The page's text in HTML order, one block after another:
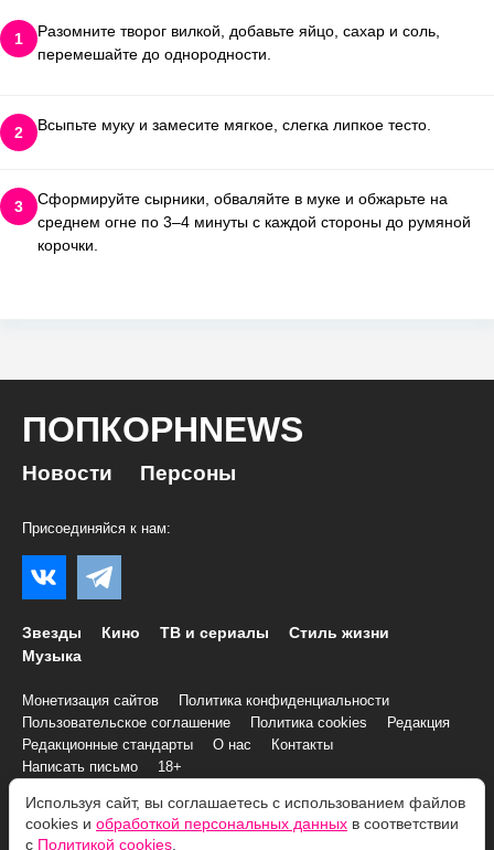
1
Разомните творог вилкой, добавьте яйцо, сахар и соль,
перемешайте до однородности.
2 Всыпьте муку и замесите мягкое, слегка липкое тесто.
3
Сформируйте сырники, обваляйте в муке и обжарьте на
среднем огне по 3–4 минуты с каждой стороны до румяной
корочки.
ПОПКОРНNEWS
Новости Персоны
Присоединяйся к нам:
Звезды Кино ТВ и сериалы
Стиль жизни
Музыка
Монетизация сайтов
Политика конфиденциальности
Пользовательское соглашение
Политика cookies
Редакция
Редакционные стандарты
О нас
Контакты
Написать письмо
18+
© 2007–2026 Все права и материалы принадлежат
«ПОПКОРНNEWS»
Используя сайт, вы соглашаетесь с использованием файлов
cookies и обработкой персональных данных в соответствии
с Политикой cookies